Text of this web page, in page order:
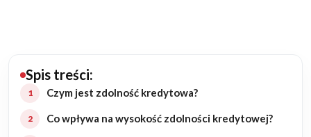
Budowa domu
Rezydencje
Spis treści:
Czym jest zdolność kredytowa?
Co wpływa na wysokość zdolności kredytowej?